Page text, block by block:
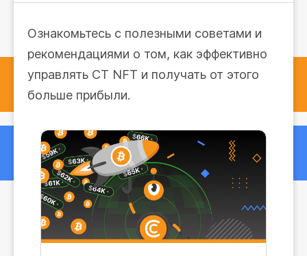
Ознакомьтесь с полезными советами и
рекомендациями о том, как эффективно
управлять CT NFT и получать от этого
больше прибыли.